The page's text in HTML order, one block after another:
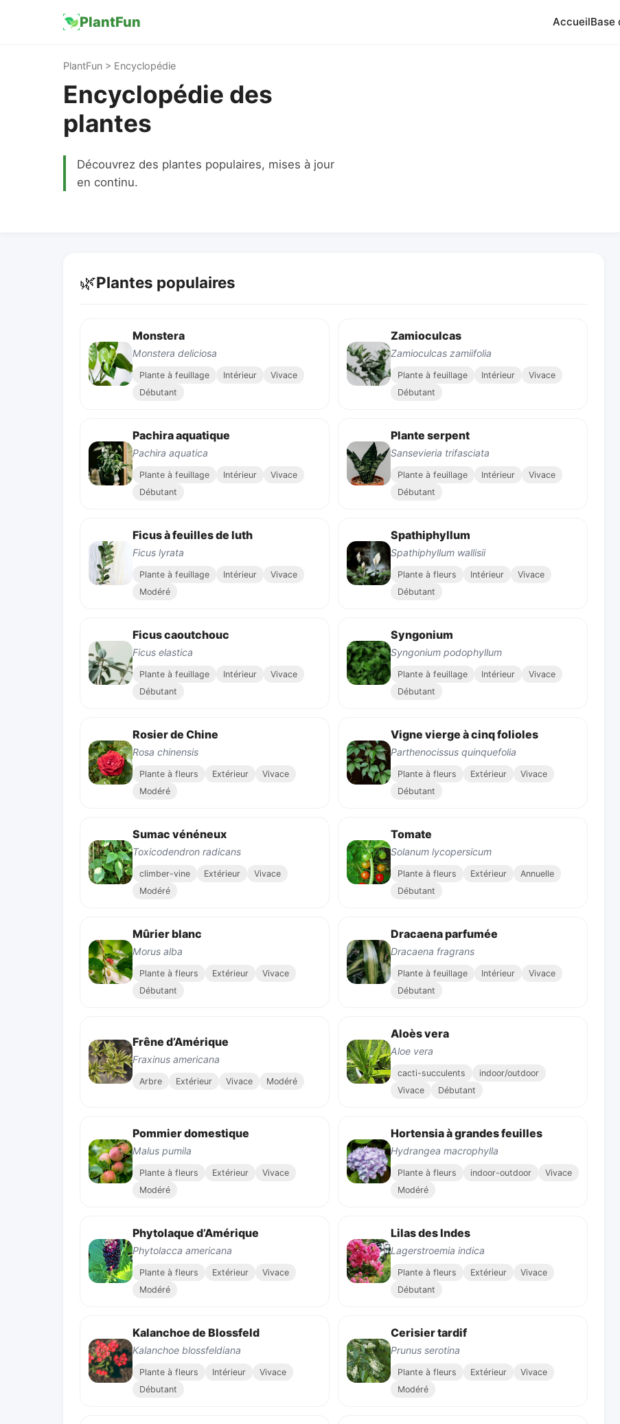
PlantFun AccueilBase
PlantFun > Encyclopédie
Encyclopédie des
plantes
Découvrez des plantes populaires, mises à jour
en continu.
🌿Plantes populaires
Monstera
Monstera deliciosa
Plante à feuillage Intérieur
Vivace
Débutant
Zamioculcas
Zamioculcas zamiifolia
Plante à feuillage Intérieur
Vivace
Débutant
Pachira aquatique
Pachira aquatica
Plante à feuillage Intérieur
Vivace
Débutant
Plante serpent
Sansevieria trifasciata
Plante à feuillage Intérieur
Vivace
Débutant
Ficus à feuilles de luth
Ficus lyrata
Plante à feuillage Intérieur
Vivace
Modéré
Spathiphyllum
Spathiphyllum wallisii
Plante à fleurs Intérieur
Vivace
Débutant
Ficus caoutchouc
Ficus elastica
Plante à feuillage Intérieur
Vivace
Débutant
Syngonium
Syngonium podophyllum
Plante à feuillage Intérieur
Vivace
Débutant
Rosier de Chine
Rosa chinensis
Plante à fleurs Extérieur
Vivace
Modéré
Vigne vierge à cinq folioles
Parthenocissus quinquefolia
Plante à fleurs Extérieur
Vivace
Débutant
Sumac vénéneux
Toxicodendron radicans
climber-vine Extérieur
Vivace
Modéré
Tomate
Solanum lycopersicum
Plante à fleurs Extérieur
Annuelle
Débutant
Mûrier blanc
Morus alba
Plante à fleurs Extérieur
Vivace
Débutant
Dracaena parfumée
Dracaena fragrans
Plante à feuillage Intérieur
Vivace
Débutant
Frêne d’Amérique
Fraxinus americana
Arbre Extérieur Vivace Modéré
Aloès vera
Aloe vera
cacti-succulents
indoor/outdoor
Vivace
Débutant
Pommier domestique
Malus pumila
Plante à fleurs Extérieur
Vivace
Modéré
Hortensia à grandes feuilles
Hydrangea macrophylla
Plante à fleurs indoor-outdoor
Vivace
Modéré
Phytolaque d’Amérique
Phytolacca americana
Plante à fleurs Extérieur
Vivace
Modéré
Lilas des Indes
Lagerstroemia indica
Plante à fleurs Extérieur
Vivace
Débutant
Kalanchoe de Blossfeld
Kalanchoe blossfeldiana
Plante à fleurs Intérieur
Vivace
Débutant
Cerisier tardif
Prunus serotina
Plante à fleurs Extérieur
Vivace
Modéré